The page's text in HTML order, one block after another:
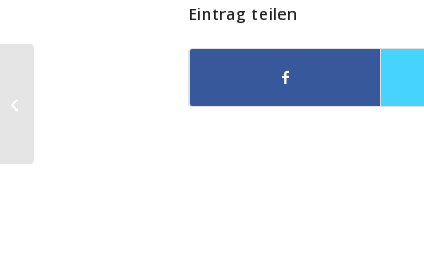
Eintrag teilen